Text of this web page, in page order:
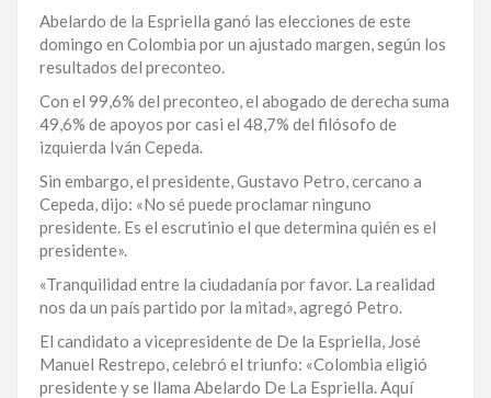
SANTO
DOMINGO
SAN
JUAN
LA
ALTAGRACIA
PUERTO
PLATA
CONTÁCTENOS
Abelardo de la Espriella ganó las elecciones de este
domingo en Colombia por un ajustado margen, según los
resultados del preconteo.
Con el 99,6% del preconteo, el abogado de derecha suma
49,6% de apoyos por casi el 48,7% del filósofo de
izquierda Iván Cepeda.
Sin embargo, el presidente, Gustavo Petro, cercano a
Cepeda, dijo: «No sé puede proclamar ninguno
presidente. Es el escrutinio el que determina quién es el
presidente».
«Tranquilidad entre la ciudadanía por favor. La realidad
nos da un país partido por la mitad», agregó Petro.
El candidato a vicepresidente de De la Espriella, José
Manuel Restrepo, celebró el triunfo: «Colombia eligió
presidente y se llama Abelardo De La Espriella. Aquí